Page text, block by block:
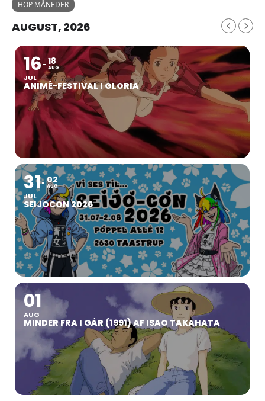
HOP MÅNEDER
AUGUST, 2026
16
JUL
18
AUG
ANIMÉ-FESTIVAL I GLORIA
31
JUL
02
AUG
SEIJOCON 2026
01
AUG
MINDER FRA I GÅR (1991) AF ISAO TAKAHATA